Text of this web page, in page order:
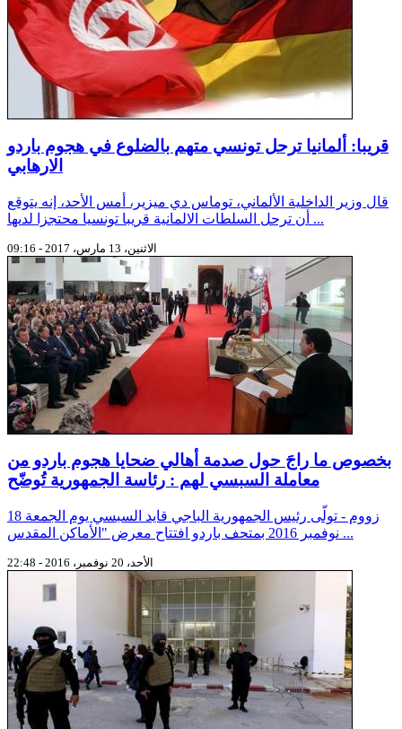
قريبا: ألمانيا ترحل تونسي متهم بالضلوع في هجوم باردو
الارهابي
قال وزير الداخلية الألماني، توماس دي ميزير، أمس الأحد، إنه يتوقع
أن ترحل السلطات الالمانية قريبا تونسيا محتجزا لدىها ...
الاثنين، 13 مارس، 2017 - 09:16
بخصوص ما راجَ حول صدمة أهالي ضحايا هجوم باردو من
معاملة السبسي لهم : رئاسة الجمهورية تُوضّح
زووم - تولّى رئيس الجمهورية الباجي قايد السبسي يوم الجمعة 18
نوفمبر 2016 بمتحف باردو افتتاح معرض "الأماكن المقدس ...
الأحد، 20 نوفمبر، 2016 - 22:48